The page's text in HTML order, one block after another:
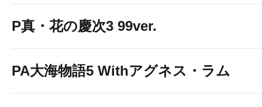
P真・花の慶次3 99ver.
PA大海物語5 Withアグネス・ラム